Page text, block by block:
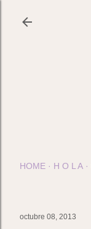
HOME H O L A
octubre 08, 2013